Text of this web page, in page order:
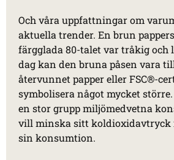
Och våra uppfattningar om
aktuella trender. En brun
färgglada 80-talet var tråkig och
dag kan den bruna påsen vara
återvunnet papper eller FSC®-
symbolisera något mycket
en stor grupp miljömedvetna
vill minska sitt koldioxidavtryck
sin konsumtion.